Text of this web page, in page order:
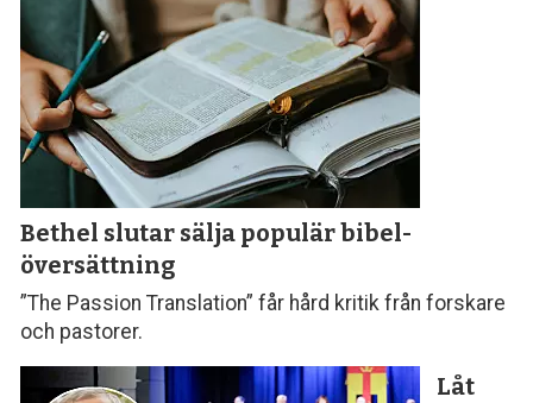
Bethel slutar sälja populär bibel­
översättning
”The Passion Translation” får hård kritik från forskare
och pastorer.
Låt